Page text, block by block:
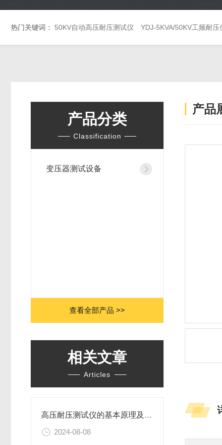
热门关键词： 50KV自动高压耐压测试仪 YDJ-5KVA/50KV工频耐压
产品分类
Classification
变压器测试设备
查看全部产品 >>
相关文章
Articles
高压耐压测试仪的基本原理及操作步骤
2024-08-08
产品